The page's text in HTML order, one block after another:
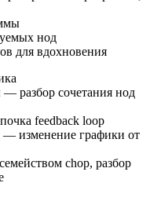
нод
для вдохновения
— разбор сочетания нод
feedback loop
— изменение графики от
chop, разбор